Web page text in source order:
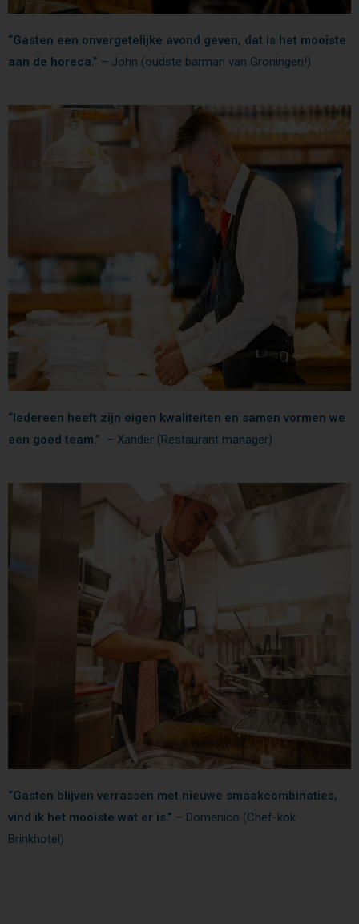
“Gasten een onvergetelijke avond geven, dat is het mooiste
aan de horeca.” – John (oudste barman van Groningen!)
“Iedereen heeft zijn eigen kwaliteiten en samen vormen we
een goed team.” – Xander (Restaurant manager)
“Gasten blijven verrassen met nieuwe smaakcombinaties,
vind ik het mooiste wat er is.” – Domenico (Chef-kok
Brinkhotel)